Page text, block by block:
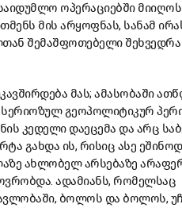
ოპერაციებში მიიღოს
მის არყოფნას, სანამ
შემაშფოთებელი შეხვედრა
მას; ამასობაში
გეოპოლიტიკურ
კედელი დაეცემა და არც
გახდა ის, რისიც ასე
ახლობელ არსებაზე
ადამიანს, რომელსაც
ბოლოს და ბოლოს,